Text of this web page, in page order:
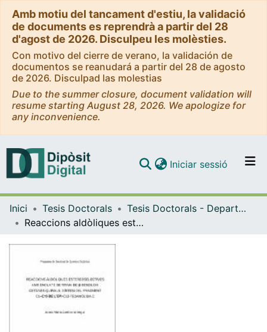
Amb motiu del tancament d'estiu, la validació
de documents es reprendrà a partir del 28
d'agost de 2026. Disculpeu les molèsties.
Con motivo del cierre de verano, la validación de
documentos se reanudará a partir del 28 de agosto
de 2026. Disculpad las molestias
Due to the summer closure, document validation will
resume starting August 28, 2026. We apologize for
any inconvenience.
Navega per tot el DD
Iniciar sessió (current)
Inici Tesis Doctorals
Tesis Doctorals - Departament - Química Orgànica
Reaccions aldòliques estereoselectives amb enolats de titani de beta-benziloxi cetones quirals. Síntesi del fragment C1-C15 de l'epi-C13-tedanolida C